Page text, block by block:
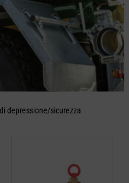
depressione/sicurezza